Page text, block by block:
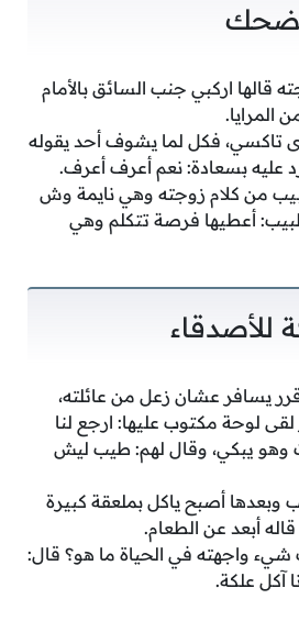
قالها اركبي جنب السائق بالأمام
المرايا.
فكل لما يشوف أحد يقوله
عليه بسعادة: نعم أعرف أعرف.
من كلام زوجته وهي نايمة وش
أعطيها فرصة تتكلم وهي
يسافر عشان زعل من عائلته،
لوحة مكتوب عليها: ارجع لنا
وهو يبكي، وقال لهم: طيب ليش
أصبح ياكل بملعقة كبيرة
أبعد عن الطعام.
واجهته في الحياة ما هو؟ قال:
آكل علكة.